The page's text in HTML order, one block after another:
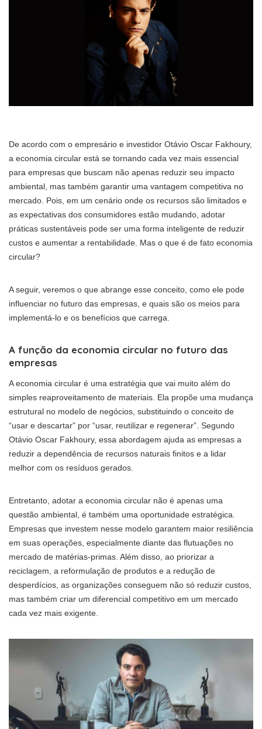
De acordo com o empresário e investidor Otávio Oscar Fakhoury,
a economia circular está se tornando cada vez mais essencial
para empresas que buscam não apenas reduzir seu impacto
ambiental, mas também garantir uma vantagem competitiva no
mercado. Pois, em um cenário onde os recursos são limitados e
as expectativas dos consumidores estão mudando, adotar
práticas sustentáveis pode ser uma forma inteligente de reduzir
custos e aumentar a rentabilidade. Mas o que é de fato economia
circular?
A seguir, veremos o que abrange esse conceito, como ele pode
influenciar no futuro das empresas, e quais são os meios para
implementá-lo e os benefícios que carrega.
A função da economia circular no futuro das
empresas
A economia circular é uma estratégia que vai muito além do
simples reaproveitamento de materiais. Ela propõe uma mudança
estrutural no modelo de negócios, substituindo o conceito de
“usar e descartar” por “usar, reutilizar e regenerar”. Segundo
Otávio Oscar Fakhoury, essa abordagem ajuda as empresas a
reduzir a dependência de recursos naturais finitos e a lidar
melhor com os resíduos gerados.
Entretanto, adotar a economia circular não é apenas uma
questão ambiental, é também uma oportunidade estratégica.
Empresas que investem nesse modelo garantem maior resiliência
em suas operações, especialmente diante das flutuações no
mercado de matérias-primas. Além disso, ao priorizar a
reciclagem, a reformulação de produtos e a redução de
desperdícios, as organizações conseguem não só reduzir custos,
mas também criar um diferencial competitivo em um mercado
cada vez mais exigente.